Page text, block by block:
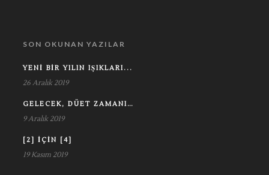
SON OKUNAN YAZILAR
YENI BIR YILIN IŞIKLARI...
26 Aralık 2019
GELECEK, DÜET ZAMANI…
9 Aralık 2019
[2] IÇIN [4]
19 Kasım 2019